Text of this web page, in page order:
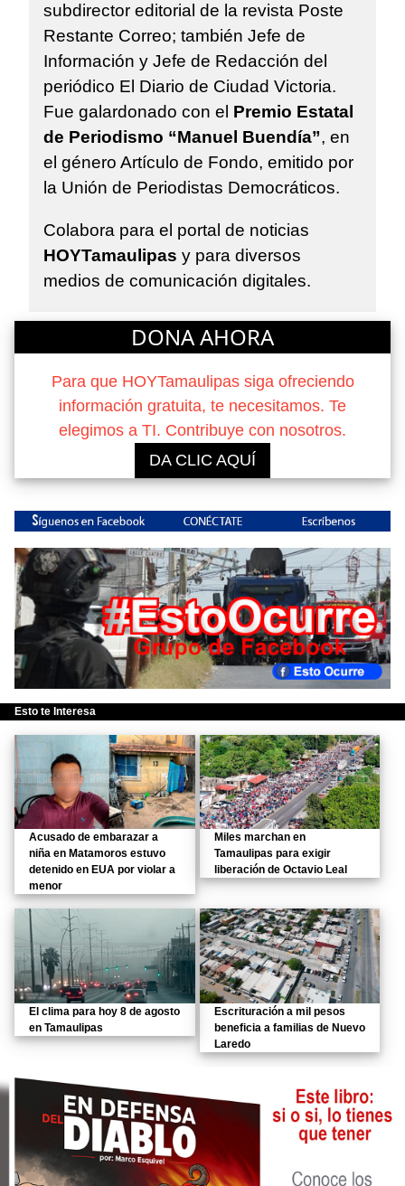
subdirector editorial de la revista Poste
Restante Correo; también Jefe de
Información y Jefe de Redacción del
periódico El Diario de Ciudad Victoria.
Fue galardonado con el Premio Estatal
de Periodismo “Manuel Buendía”, en
el género Artículo de Fondo, emitido por
la Unión de Periodistas Democráticos.
Colabora para el portal de noticias
HOYTamaulipas y para diversos
medios de comunicación digitales.
DONA AHORA
Para que HOYTamaulipas siga ofreciendo
información gratuita, te necesitamos. Te
elegimos a TI. Contribuye con nosotros.
DA CLIC AQUÍ
Esto te Interesa
Acusado de embarazar a
niña en Matamoros estuvo
detenido en EUA por violar a
menor
Miles marchan en
Tamaulipas para exigir
liberación de Octavio Leal
El clima para hoy 8 de agosto
en Tamaulipas
Escrituración a mil pesos
beneficia a familias de Nuevo
Laredo